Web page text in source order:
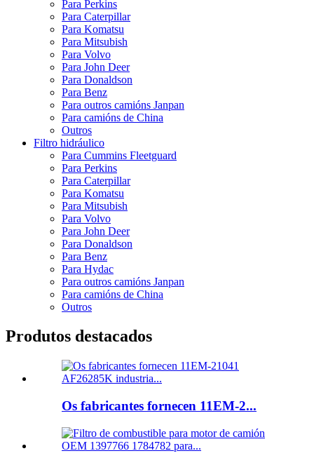
Para Perkins
Para Caterpillar
Para Komatsu
Para Mitsubish
Para Volvo
Para John Deer
Para Donaldson
Para Benz
Para outros camións Janpan
Para camións de China
Outros
Filtro hidráulico
Para Cummins Fleetguard
Para Perkins
Para Caterpillar
Para Komatsu
Para Mitsubish
Para Volvo
Para John Deer
Para Donaldson
Para Benz
Para Hydac
Para outros camións Janpan
Para camións de China
Outros
Produtos destacados
Os fabricantes fornecen 11EM-2...